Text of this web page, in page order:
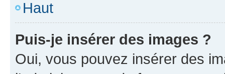
Haut
Puis-je insérer des images ?
Oui, vous pouvez insérer des